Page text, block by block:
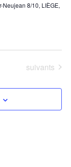
Neujean 8/10, LIÈGE,
Évènements
suivants